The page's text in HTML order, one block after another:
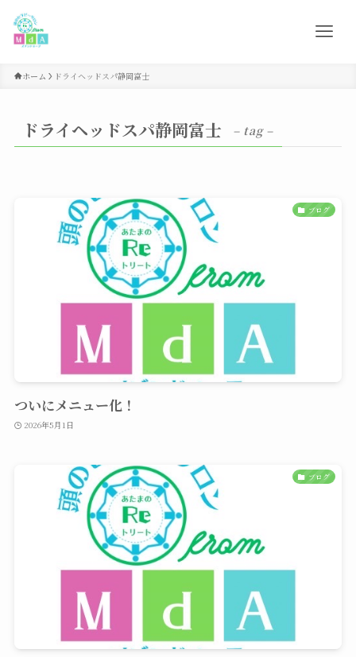
ホーム ドライヘッドスパ静岡富士
ドライヘッドスパ静岡富士 – tag –
ブログ
ついにメニュー化！
2026年5月1日
ブログ